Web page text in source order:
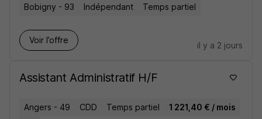
Bobigny - 93 Indépendant Temps partiel
Voir l’offre
il y a 2 jours
Assistant Administratif H/F
Angers - 49 CDD Temps partiel
1 221,40 € / mois